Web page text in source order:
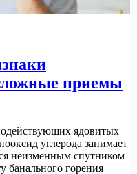
приемы
ядовитых
углерода занимает
неизменным спутником
банального горения